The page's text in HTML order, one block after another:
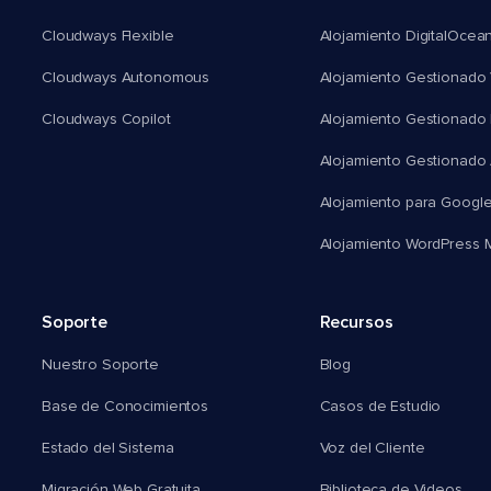
Cloudways Flexible
Cloudways Autonomous
Cloudways Copilot
Alojamiento
Alojamiento Gestionado
Alojamiento Gestionado
Alojamiento Gestionado
Alojamiento para
Alojamiento WordPress
Soporte
Nuestro Soporte
Base de Conocimientos
Estado del Sistema
Recursos
Blog
Casos de Estudio
Voz del Cliente